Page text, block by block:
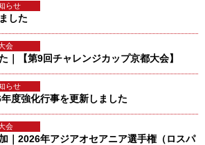
らせ
した
会
｜【第9回チャレンジカップ京都大会】
らせ
度強化行事を更新しました
会
｜2026年アジアオセアニア選手権（ロスパ